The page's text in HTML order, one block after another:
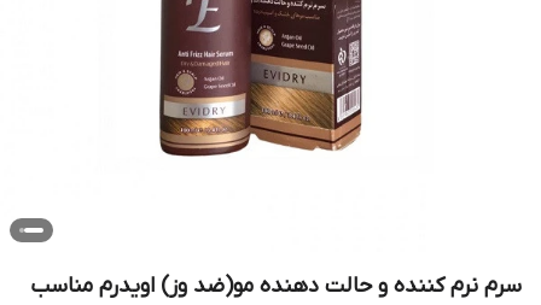
سرم نرم کننده و حالت دهنده مو(ضد وز) اویدرم مناسب